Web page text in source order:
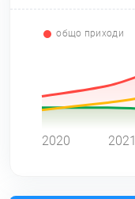
общо приходи
2020 2021